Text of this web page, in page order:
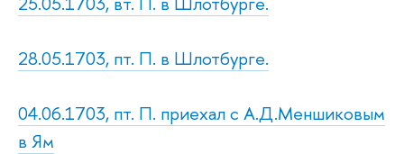
28.05.1703, пт. П. в Шлотбурге.
04.06.1703, пт. П. приехал с А.Д.Меншиковым
в Ям